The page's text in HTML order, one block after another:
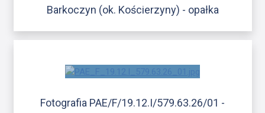
Barkoczyn (ok. Kościerzyny) - opałka
Fotografia PAE/F/19.12.I/579.63.26/01 -